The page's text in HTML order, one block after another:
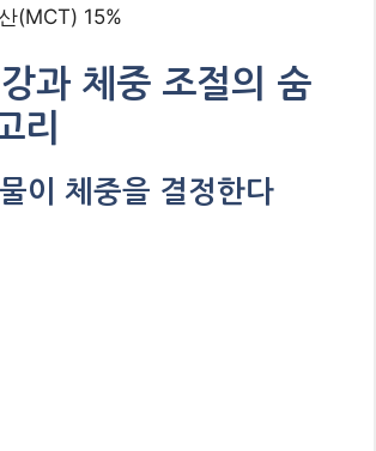
(MCT) 15%
과 체중 조절의 숨
리
이 체중을 결정한다